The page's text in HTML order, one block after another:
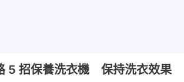
5 招保養洗衣機 保持洗衣效果